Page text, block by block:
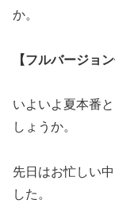
か。
【フルバージョン
いよいよ夏本番
しょうか。
先日はお忙しい
した。